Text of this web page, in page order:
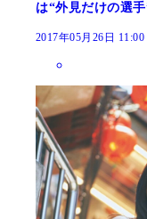
は“外見だけの選
2017年05月26日 11:00